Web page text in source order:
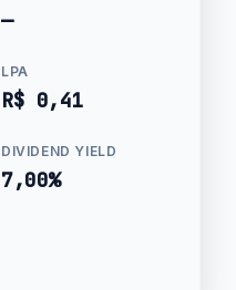
—
LPA
R$ 0,41
DIVIDEND YIELD
7,00%